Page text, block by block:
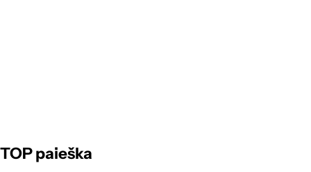
TOP paieška